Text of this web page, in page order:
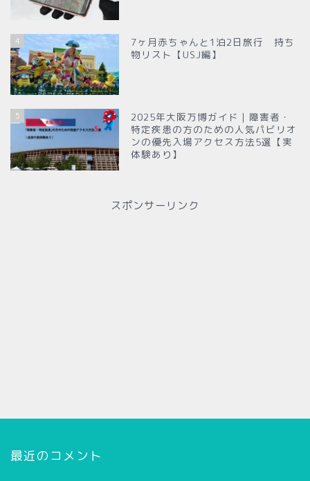
4
7ヶ月赤ちゃんと1泊2日旅行 持ち
物リスト【USJ編】
5
2025年大阪万博ガイド｜障害者・
特定疾患の方のための人気パビリオ
ンの優先入場アクセス方法5選【実
体験あり】
スポンサーリンク
最近のコメント